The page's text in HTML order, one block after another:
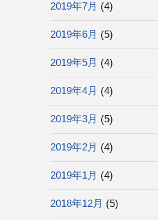
2019年7月 (4)
2019年6月 (5)
2019年5月 (4)
2019年4月 (4)
2019年3月 (5)
2019年2月 (4)
2019年1月 (4)
2018年12月 (5)